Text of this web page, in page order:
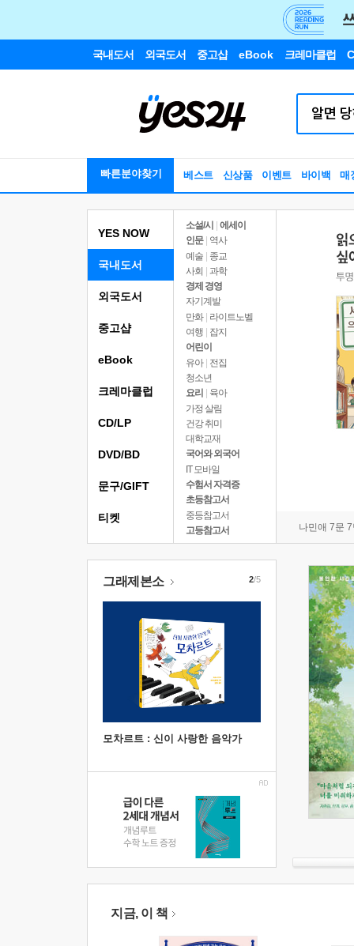
국내도서 외국도서 중고샵 eBook 크레마클럽
빠른분야찾기 베스트 신상품 이벤트 바이백 매
YES NOW
국내도서
소설/시
에세이
인문
역사
예술 | 종교
사회 | 과학
경제 경영
자기계발
만화 | 라이트노벨
여행
잡지
어린이
유아 | 전집
청소년
요리
육아
가정 살림
건강 취미
대학교재
국어와 외국어
IT 모바일
수험서 자격증
초등참고서
중등참고서
고등참고서
나민애 7문
외국도서
중고샵
eBook
크레마클럽
CD/LP
DVD/BD
문구/GIFT
티켓
그래제본소
모차르트 : 신이 사랑한 음악가
2/5
지금, 이 책